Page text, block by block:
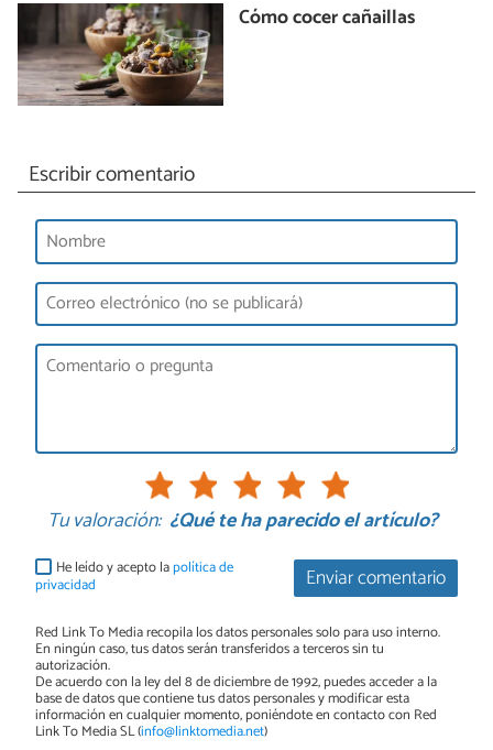
Cómo cocer cañaillas
Escribir comentario
Tu valoración: ¿Qué te ha parecido el artículo?
Enviar comentario
He leído y acepto lapolítica de
privacidad
Red Link To Media recopila los datos personales solo para uso interno.
En ningún caso, tus datos serán transferidos a terceros sin tu
autorización.
De acuerdo con la ley del 8 de diciembre de 1992, puedes acceder a la
base de datos que contiene tus datos personales y modificar esta
información en cualquier momento, poniéndote en contacto con Red
Link To Media SL (info@linktomedia.net)